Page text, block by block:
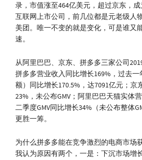
录，市值涨至464亿美元，超过京东，
互联网上市公司，前几位都是元老级人
美团。唯一不变的就是变化，可是谁又
速。
从阿里巴巴、京东、拼多多三家公司
拼多多营业收入同比增长169%，过去一
额）同比增长170.5%，达7091亿元；京
23%，未公布GMV；阿里巴巴天猫实体
二季度GMV同比增长34%（未公布整体
更胜一筹。
为什么拼多多能在竞争激烈的电商市场
我认为原因有两个，一是：下沉市场增